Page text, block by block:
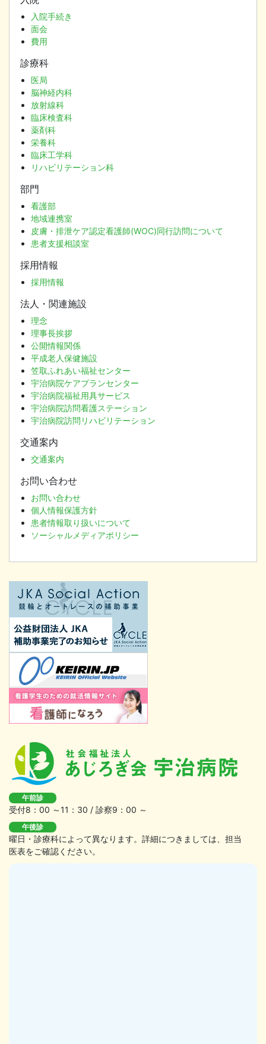
入院手続き
面会
費用
診療科
医局
脳神経内科
放射線科
臨床検査科
薬剤科
栄養科
臨床工学科
リハビリテーション科
部門
看護部
地域連携室
皮膚・排泄ケア認定看護師(WOC)同行訪問について
患者支援相談室
採用情報
採用情報
法人・関連施設
理念
理事長挨拶
公開情報関係
平成老人保健施設
笠取ふれあい福祉センター
宇治病院ケアプランセンター
宇治病院福祉用具サービス
宇治病院訪問看護ステーション
宇治病院訪問リハビリテーション
交通案内
交通案内
お問い合わせ
お問い合わせ
個人情報保護方針
患者情報取り扱いについて
ソーシャルメディアポリシー
午前診
受付8：00 ～11：30 / 診察9：00 ～
午後診
曜日・診療科によって異なります。詳細につきましては、担当
医表をご確認ください。